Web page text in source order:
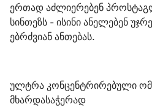
ერთად აძლიერებენ
სინთეზს - ისინი ანელებენ
ებრძვიან ანთებას.
ულტრა კონცენტრირებული
მხარდასაჭერად